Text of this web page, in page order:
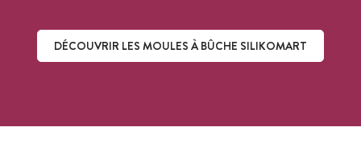
DÉCOUVRIR LES MOULES À BÛCHE SILIKOMART